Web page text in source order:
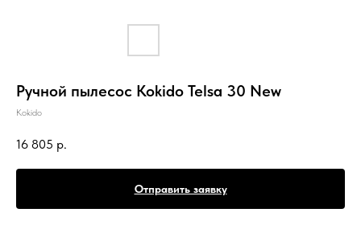
Ручной пылесос Kokido Telsa 30 New
Kokido
16 805 р.
Отправить заявку